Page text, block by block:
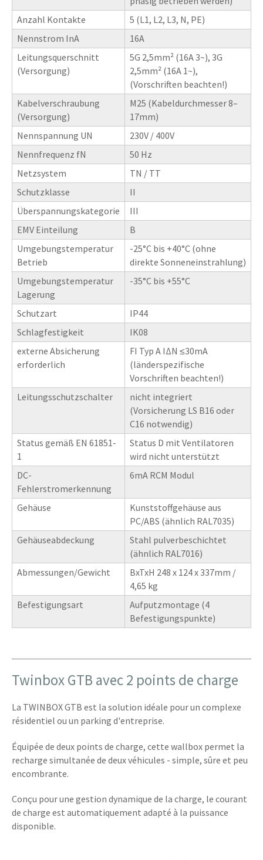
Anzahl Kontakte
5 (L1, L2, L3, N, PE)
Nennstrom InA
16A
Leitungsquerschnitt
(Versorgung)
5G 2,5mm² (16A 3~), 3G
2,5mm² (16A 1~),
(Vorschriften beachten!)
Kabelverschraubung
(Versorgung)
M25 (Kabeldurchmesser 8–
17mm)
Nennspannung UN
230V / 400V
Nennfrequenz fN
50 Hz
Netzsystem
TN / TT
Schutzklasse
II
Überspannungskategorie
III
EMV Einteilung
B
Umgebungstemperatur
Betrieb
-25°C bis +40°C (ohne
direkte Sonneneinstrahlung)
Umgebungstemperatur
Lagerung
-35°C bis +55°C
Schutzart
IP44
Schlagfestigkeit
IK08
externe Absicherung
erforderlich
FI Typ A IΔN ≤30mA
(länderspezifische
Vorschriften beachten!)
Leitungsschutzschalter
nicht integriert
(Vorsicherung LS B16 oder
C16 notwendig)
Status gemäß EN 61851-
1
Status D mit Ventilatoren
wird nicht unterstützt
DC-
Fehlerstromerkennung
6mA RCM Modul
Gehäuse
Kunststoffgehäuse aus
PC/ABS (ähnlich RAL7035)
Gehäuseabdeckung
Stahl pulverbeschichtet
(ähnlich RAL7016)
Abmessungen/Gewicht
BxTxH 248 x 124 x 337mm /
4,65 kg
Befestigungsart
Aufputzmontage (4
Befestigungspunkte)
Twinbox GTB avec 2 points de charge
La TWINBOX GTB est la solution idéale pour un complexe
résidentiel ou un parking d'entreprise.
Équipée de deux points de charge, cette wallbox permet la
recharge simultanée de deux véhicules - simple, sûre et peu
encombrante.
Conçu pour une gestion dynamique de la charge, le courant
de charge est automatiquement adapté à la puissance
disponible.